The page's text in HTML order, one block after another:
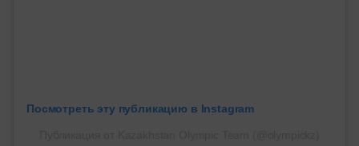
Посмотреть эту публикацию в Instagram